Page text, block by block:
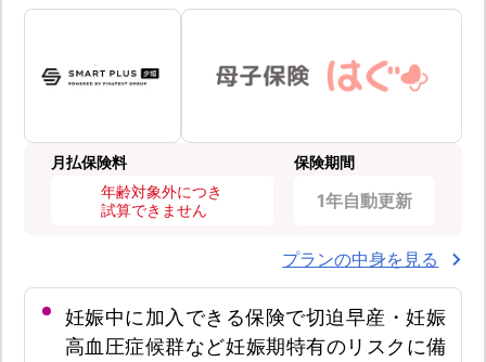
月払保険料
年齢対象外につき
試算できません
保険期間
1年自動更新
プランの中身を見る
妊娠中に加入できる保険で切迫早産・妊娠
高血圧症候群など妊娠期特有のリスクに備